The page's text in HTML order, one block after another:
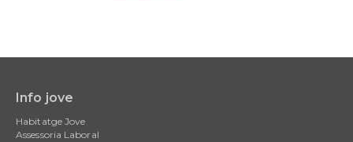
navigation
Info jove
Habitatge Jove
Assessoria Laboral